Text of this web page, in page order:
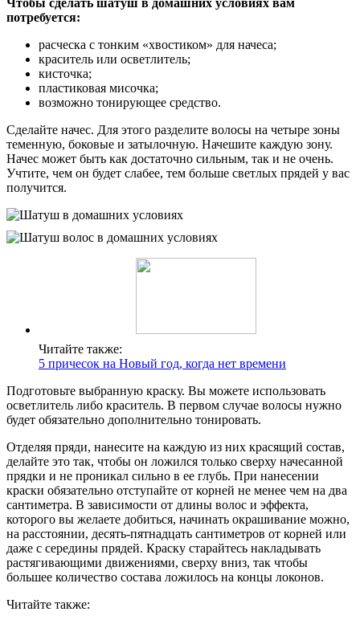
Чтобы сделать шатуш в домашних условиях вам
потребуется:
расческа с тонким «хвостиком» для начеса;
краситель или осветлитель;
кисточка;
пластиковая мисочка;
возможно тонирующее средство.
Сделайте начес. Для этого разделите волосы на четыре зоны
теменную, боковые и затылочную. Начешите каждую зону.
Начес может быть как достаточно сильным, так и не очень.
Учтите, чем он будет слабее, тем больше светлых прядей у вас
получится.
Читайте также:
5 причесок на Новый год, когда нет времени
Подготовьте выбранную краску. Вы можете использовать
осветлитель либо краситель. В первом случае волосы нужно
будет обязательно дополнительно тонировать.
Отделяя пряди, нанесите на каждую из них красящий состав,
делайте это так, чтобы он ложился только сверху начесанной
прядки и не проникал сильно в ее глубь. При нанесении
краски обязательно отступайте от корней не менее чем на два
сантиметра. В зависимости от длины волос и эффекта,
которого вы желаете добиться, начинать окрашивание можно,
на расстоянии, десять-пятнадцать сантиметров от корней или
даже с середины прядей. Краску старайтесь накладывать
растягивающими движениями, сверху вниз, так чтобы
большее количество состава ложилось на концы локонов.
Читайте также: